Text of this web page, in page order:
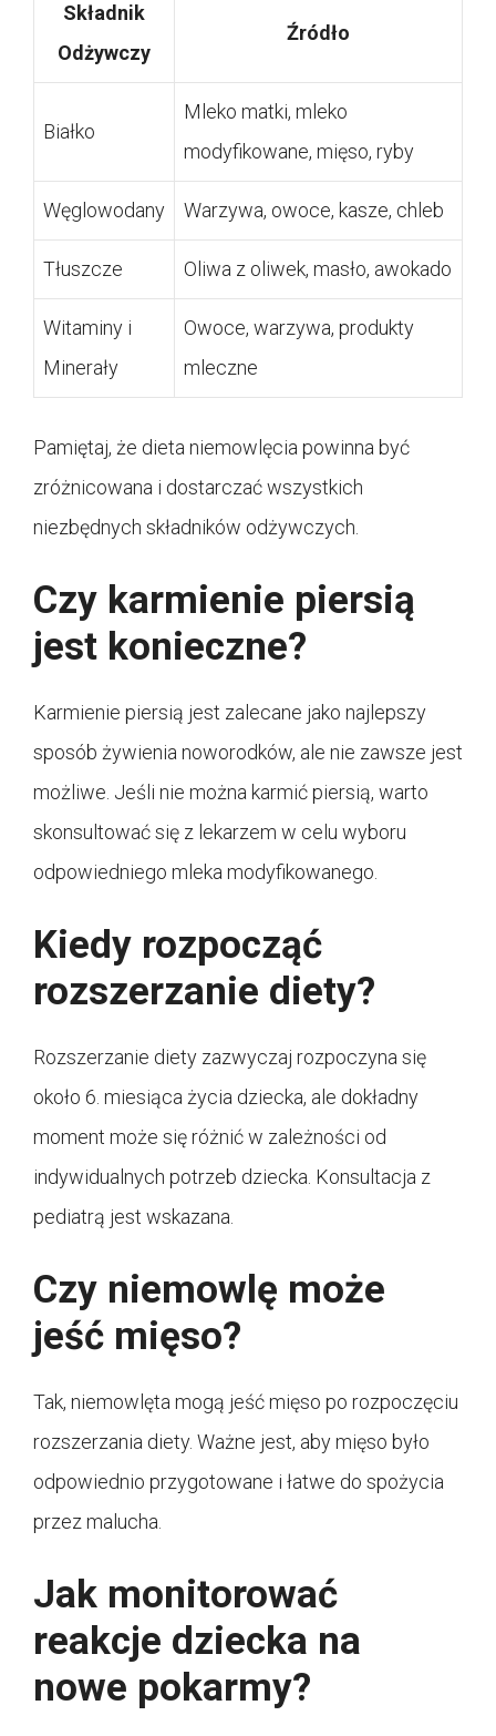
Składnik
Odżywczy
Źródło
Białko
Mleko matki, mleko
modyfikowane, mięso, ryby
Węglowodany Warzywa, owoce, kasze, chleb
Tłuszcze Oliwa z oliwek, masło, awokado
Witaminy i
Minerały
Owoce, warzywa, produkty
mleczne
Pamiętaj, że dieta niemowlęcia powinna być
zróżnicowana i dostarczać wszystkich
niezbędnych składników odżywczych.
Czy karmienie piersią
jest konieczne?
Karmienie piersią jest zalecane jako najlepszy
sposób żywienia noworodków, ale nie zawsze jest
możliwe. Jeśli nie można karmić piersią, warto
skonsultować się z lekarzem w celu wyboru
odpowiedniego mleka modyfikowanego.
Kiedy rozpocząć
rozszerzanie diety?
Rozszerzanie diety zazwyczaj rozpoczyna się
około 6. miesiąca życia dziecka, ale dokładny
moment może się różnić w zależności od
indywidualnych potrzeb dziecka. Konsultacja z
pediatrą jest wskazana.
Czy niemowlę może
jeść mięso?
Tak, niemowlęta mogą jeść mięso po rozpoczęciu
rozszerzania diety. Ważne jest, aby mięso było
odpowiednio przygotowane i łatwe do spożycia
przez malucha.
Jak monitorować
reakcje dziecka na
nowe pokarmy?